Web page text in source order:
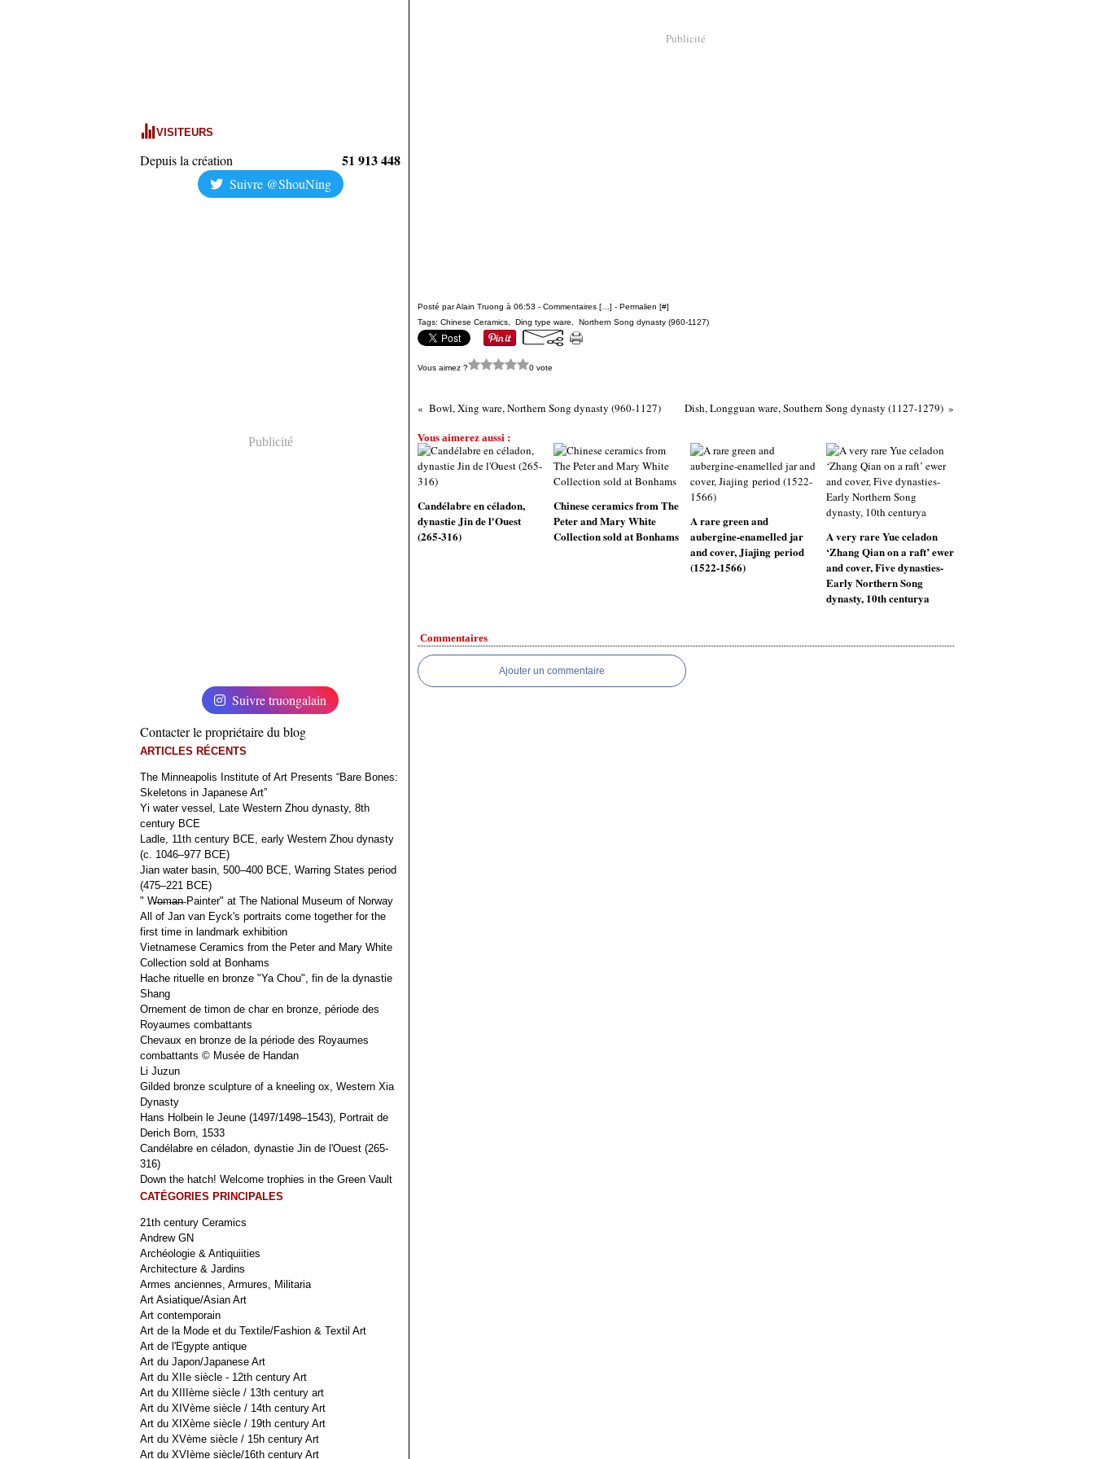
VISITEURS
Depuis la création 51 913 448
Suivre @ShouNing
Publicité
Suivre truongalain
Contacter le propriétaire du blog
ARTICLES RÉCENTS
The Minneapolis Institute of Art Presents “Bare Bones:
Skeletons in Japanese Art”
Yi water vessel, Late Western Zhou dynasty, 8th
century BCE
Ladle, 11th century BCE, early Western Zhou dynasty
(c. 1046–977 BCE)
Jian water basin, 500–400 BCE, Warring States period
(475–221 BCE)
" W̶o̶m̶a̶n̶ Painter" at The National Museum of Norway
All of Jan van Eyck's portraits come together for the
first time in landmark exhibition
Vietnamese Ceramics from the Peter and Mary White
Collection sold at Bonhams
Hache rituelle en bronze "Ya Chou", fin de la dynastie
Shang
Ornement de timon de char en bronze, période des
Royaumes combattants
Chevaux en bronze de la période des Royaumes
combattants © Musée de Handan
Li Juzun
Gilded bronze sculpture of a kneeling ox, Western Xia
Dynasty
Hans Holbein le Jeune (1497/1498–1543), Portrait de
Derich Born, 1533
Candélabre en céladon, dynastie Jin de l'Ouest (265-
316)
Down the hatch! Welcome trophies in the Green Vault
CATÉGORIES PRINCIPALES
21th century Ceramics
Andrew GN
Archéologie & Antiquiities
Architecture & Jardins
Armes anciennes, Armures, Militaria
Art Asiatique/Asian Art
Art contemporain
Art de la Mode et du Textile/Fashion & Textil Art
Art de l'Egypte antique
Art du Japon/Japanese Art
Art du XIIe siècle - 12th century Art
Art du XIIIème siècle / 13th century art
Art du XIVème siècle / 14th century Art
Art du XIXème siècle / 19th century Art
Art du XVème siècle / 15h century Art
Art du XVIème siècle/16th century Art
Publicité
Posté par Alain Truong à 06:53 - Commentaires [ ] - Permalien [#]
Tags: Chinese Ceramics Ding type ware Northern Song dynasty (960-1127)
Vous aimez ? 0 vote
Bowl, Xing ware, Northern Song dynasty (960-1127) Dish, Longguan ware, Southern Song dynasty (1127-1279)
Vous aimerez aussi :
Candélabre en céladon,
dynastie Jin de l'Ouest
(265-316)
Chinese ceramics from The
Peter and Mary White
Collection sold at Bonhams
A rare green and
aubergine-enamelled jar
and cover, Jiajing period
(1522-1566)
A very rare Yue celadon
‘Zhang Qian on a raft’ ewer
and cover, Five dynasties-
Early Northern Song
dynasty, 10th centurya
Commentaires
Ajouter un commentaire